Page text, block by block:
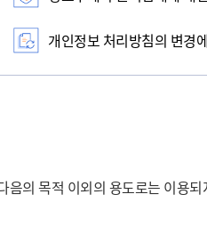
개인정보 처리방침의 변경
의 목적 이외의 용도로는 이용